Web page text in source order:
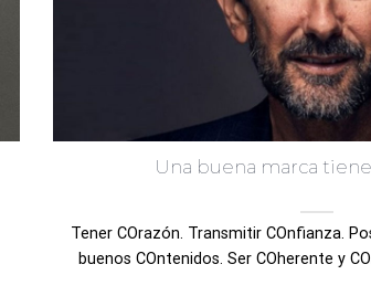
Una buena marca
Tener COrazón. Transmitir COnfianza.
buenos COntenidos. Ser COherente y